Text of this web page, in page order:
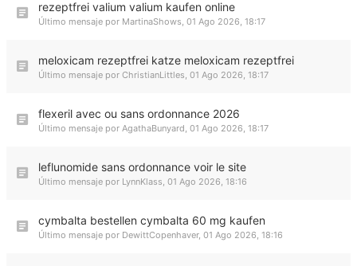
rezeptfrei valium valium kaufen online
Último mensaje por MartinaShows, 01 Ago 2026, 18:17
meloxicam rezeptfrei katze meloxicam rezeptfrei
Último mensaje por ChristianLittles, 01 Ago 2026, 18:17
flexeril avec ou sans ordonnance 2026
Último mensaje por AgathaBunyard, 01 Ago 2026, 18:17
leflunomide sans ordonnance voir le site
Último mensaje por LynnKlass, 01 Ago 2026, 18:16
cymbalta bestellen cymbalta 60 mg kaufen
Último mensaje por DewittCopenhaver, 01 Ago 2026, 18:16